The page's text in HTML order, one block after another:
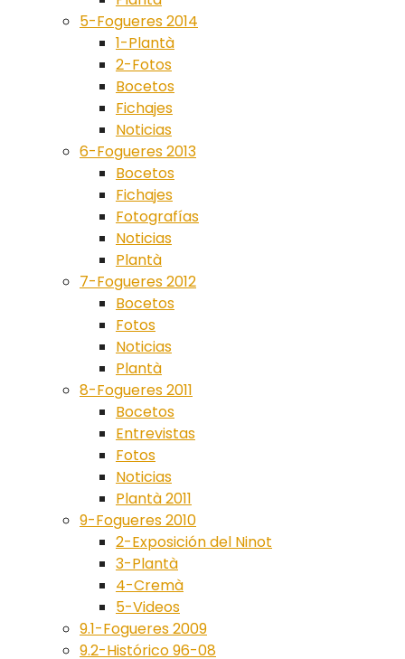
5-Fogueres 2014
1-Plantà
2-Fotos
Bocetos
Fichajes
Noticias
6-Fogueres 2013
Bocetos
Fichajes
Fotografías
Noticias
Plantà
7-Fogueres 2012
Bocetos
Fotos
Noticias
Plantà
8-Fogueres 2011
Bocetos
Entrevistas
Fotos
Noticias
Plantà 2011
9-Fogueres 2010
2-Exposición del Ninot
3-Plantà
4-Cremà
5-Videos
9.1-Fogueres 2009
9.2-Histórico 96-08